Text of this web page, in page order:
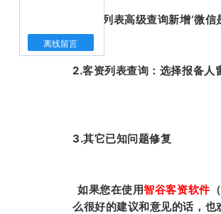
离线留言
1.客资列表高级查询新增‘微信
2.客资列表查询：选择报备人
3.其它已知问题修复
如果您在使用智谷客资软件
么很好的建议和意见的话，也